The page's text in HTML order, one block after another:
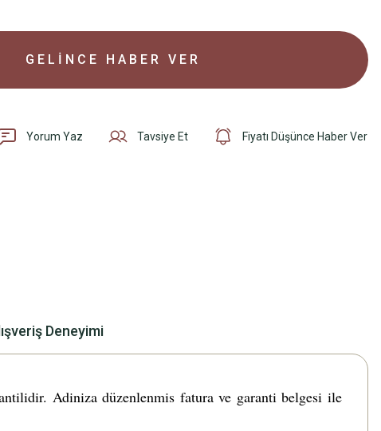
GELİNCE HABER VER
Yorum Yaz Tavsiye Et Fiyatı Düşünce Haber Ver
Deneyimi
Adiniza düzenlenmis fatura ve garanti belgesi ile